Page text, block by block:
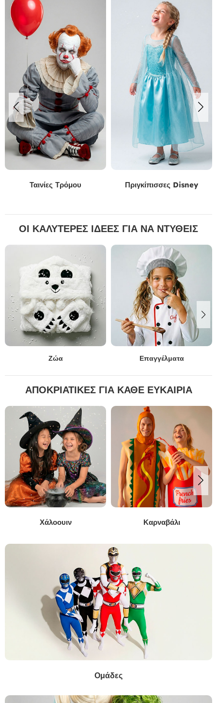
Τρόμου Πριγκίπισσες Disney
Αλίκη
ΟΙ ΚΑΛΥΤΕΡΕΣ ΙΔΕΕΣ ΓΙΑ ΝΑ ΝΤΥΘΕΙΣ
Ζώα Επαγγέλματα
ΑΠΟΚΡΙΆΤΙΚΕΣ ΓΙΑ ΚΑΘΕ ΕΥΚΑΙΡΊΑ
Χάλοουιν Καρναβάλι
Ομάδες